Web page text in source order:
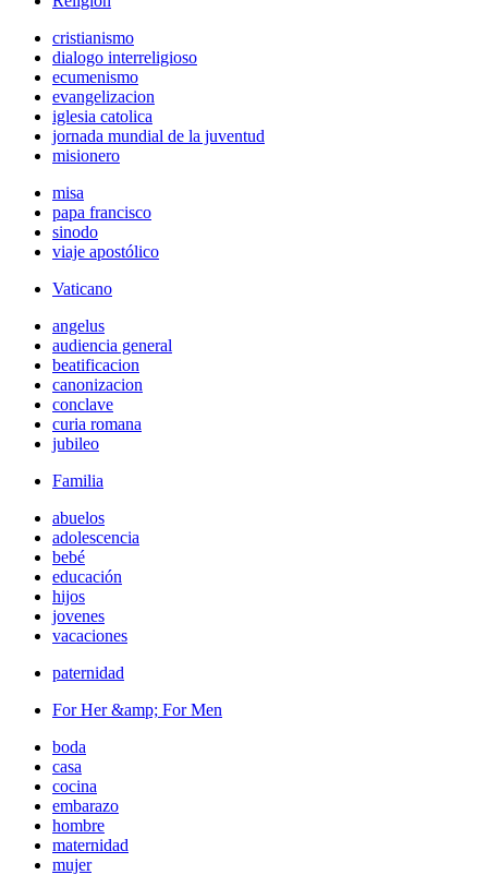
cristianismo
dialogo interreligioso
ecumenismo
evangelizacion
iglesia catolica
jornada mundial de la juventud
misionero
misa
papa francisco
sinodo
viaje apostólico
Vaticano
angelus
audiencia general
beatificacion
canonizacion
conclave
curia romana
jubileo
Familia
abuelos
adolescencia
bebé
educación
hijos
jovenes
vacaciones
paternidad
For Her &amp; For Men
boda
casa
cocina
embarazo
hombre
maternidad
mujer